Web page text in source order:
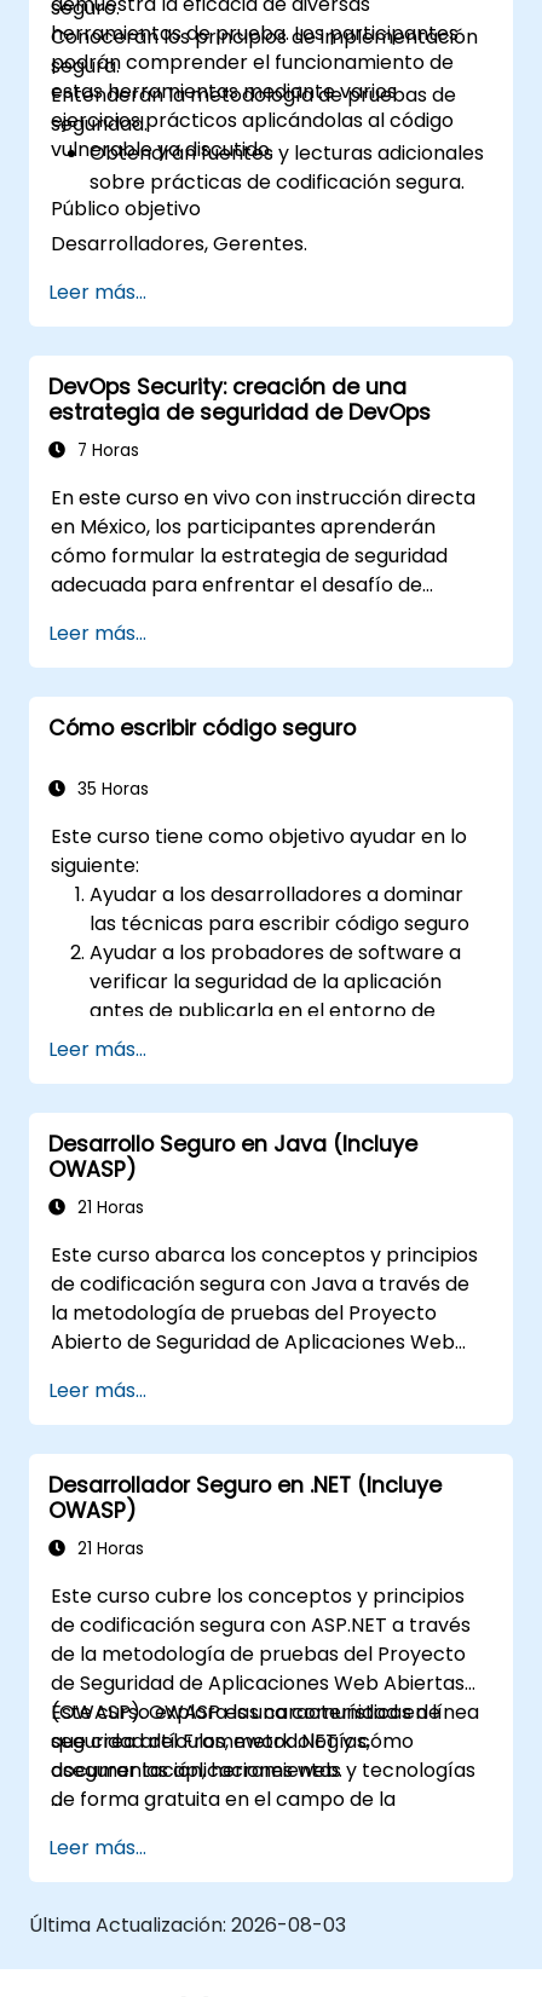
herramientas de prueba. Los participantes
podrán comprender el funcionamiento de
estas herramientas mediante varios
ejercicios prácticos aplicándolas al código
vulnerable ya discutido.
seguro.
Conocerán los principios de implementación
segura.
Entenderán la metodología de pruebas de
seguridad.
Obtendrán fuentes y lecturas adicionales
sobre prácticas de codificación segura.
Público objetivo
Desarrolladores, Gerentes.
Leer más...
DevOps Security: creación de una
estrategia de seguridad de DevOps
7 Horas
En este curso en vivo con instrucción directa
en México, los participantes aprenderán
cómo formular la estrategia de seguridad
adecuada para enfrentar el desafío de
Leer más...
Cómo escribir código seguro
35 Horas
Este curso tiene como objetivo ayudar en lo
siguiente:
Ayudar a los desarrolladores a dominar
las técnicas para escribir código seguro
Ayudar a los probadores de software a
verificar la seguridad de la aplicación
antes de publicarla en el entorno de
producción
Ayudar a los líderes de equipo a
establecer las líneas base de seguridad
para los desarrolladores
Ayudar a los administradores web a
configurar los servidores para evitar
configuraciones incorrectas
Leer más...
Desarrollo Seguro en Java (Incluye
OWASP)
21 Horas
Este curso abarca los conceptos y principios
de codificación segura con Java a través de
la metodología de pruebas del Proyecto
Abierto de Seguridad de Aplicaciones Web
de Aplicaciones Web es una comunidad en
línea que crea artículos, metodologías,
documentación, herramientas y tecnologías
de acceso libre en el campo de la seguridad
de aplicaciones web.
Leer más...
Desarrollador Seguro en .NET (Incluye
OWASP)
21 Horas
Este curso cubre los conceptos y principios
de codificación segura con ASP.NET a través
de la metodología de pruebas del Proyecto
de Seguridad de Aplicaciones Web Abiertas
(OWASP). OWASP es una comunidad en línea
que crea artículos, metodologías,
documentación, herramientas y tecnologías
de forma gratuita en el campo de la
Este curso explora las características de
seguridad del Framework .NET y cómo
asegurar las aplicaciones web.
Leer más...
Última Actualización: 2026-08-03